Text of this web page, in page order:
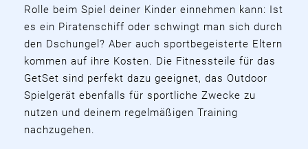
Rolle beim Spiel deiner Kinder einnehmen kann: Ist
es ein Piratenschiff oder schwingt man sich durch
den Dschungel? Aber auch sportbegeisterte Eltern
kommen auf ihre Kosten. Die Fitnessteile für das
GetSet sind perfekt dazu geeignet, das Outdoor
Spielgerät ebenfalls für sportliche Zwecke zu
nutzen und deinem regelmäßigen Training
nachzugehen.